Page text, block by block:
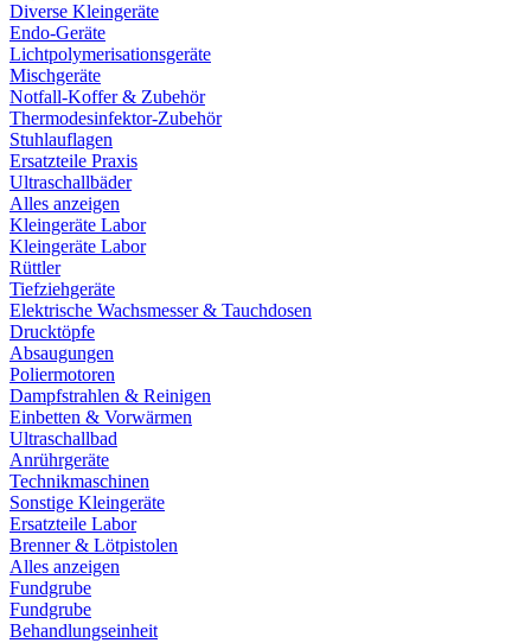
Diverse Kleingeräte
Endo-Geräte
Lichtpolymerisationsgeräte
Mischgeräte
Notfall-Koffer & Zubehör
Thermodesinfektor-Zubehör
Stuhlauflagen
Ersatzteile Praxis
Ultraschallbäder
Alles anzeigen
Kleingeräte Labor
Kleingeräte Labor
Rüttler
Tiefziehgeräte
Elektrische Wachsmesser & Tauchdosen
Drucktöpfe
Absaugungen
Poliermotoren
Dampfstrahlen & Reinigen
Einbetten & Vorwärmen
Ultraschallbad
Anrührgeräte
Technikmaschinen
Sonstige Kleingeräte
Ersatzteile Labor
Brenner & Lötpistolen
Alles anzeigen
Fundgrube
Fundgrube
Behandlungseinheit